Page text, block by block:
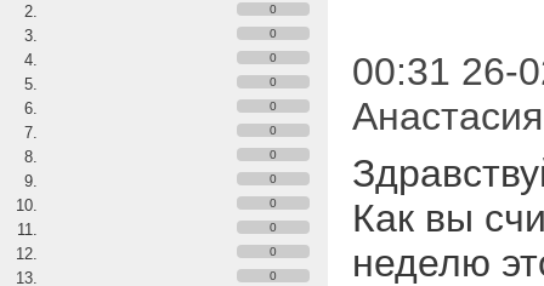
0
0
0
0
0
0
0
0
0
0
0
0
00:31 26-
Как вы
неделю